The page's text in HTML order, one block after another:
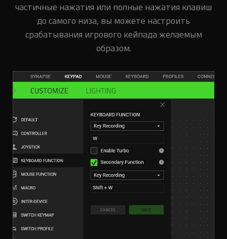
частичные нажатия или полные нажатия клавиш
до самого низа, вы можете настроить
срабатывания игрового кейпада желаемым
образом.